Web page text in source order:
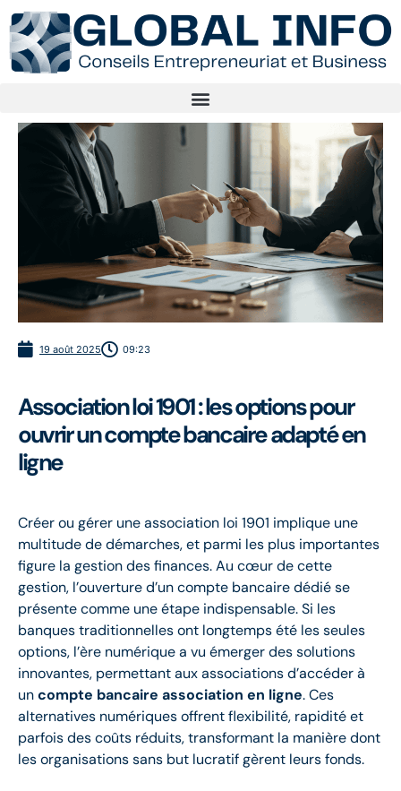
19 août 2025 09:23
Association loi 1901 : les options pour
ouvrir un compte bancaire adapté en
ligne
Créer ou gérer une association loi 1901 implique une
multitude de démarches, et parmi les plus importantes
figure la gestion des finances. Au cœur de cette
gestion, l’ouverture d’un compte bancaire dédié se
présente comme une étape indispensable. Si les
banques traditionnelles ont longtemps été les seules
options, l’ère numérique a vu émerger des solutions
innovantes, permettant aux associations d’accéder à
uncompte bancaire association en ligne. Ces
alternatives numériques offrent flexibilité, rapidité et
parfois des coûts réduits, transformant la manière dont
les organisations sans but lucratif gèrent leurs fonds.